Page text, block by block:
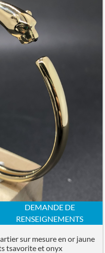
DEMANDE DE
RENSEIGNEMENTS
sur mesure en or jaune
tsavorite et onyx